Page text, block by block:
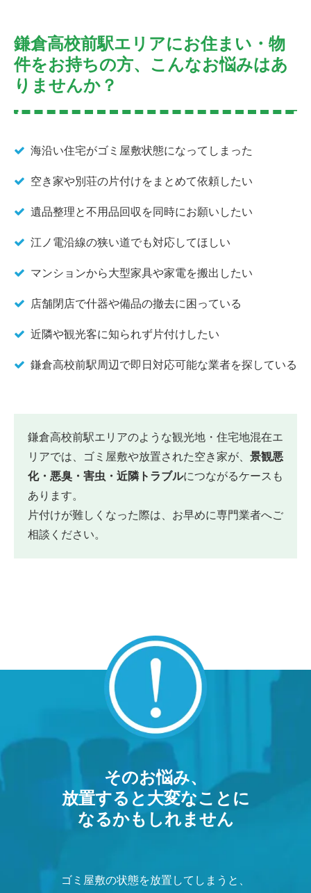
鎌倉高校前駅エリアにお住まい・物
件をお持ちの方、こんなお悩みはあ
りませんか？
海沿い住宅がゴミ屋敷状態になってしまった
空き家や別荘の片付けをまとめて依頼したい
遺品整理と不用品回収を同時にお願いしたい
江ノ電沿線の狭い道でも対応してほしい
マンションから大型家具や家電を搬出したい
店舗閉店で什器や備品の撤去に困っている
近隣や観光客に知られず片付けしたい
鎌倉高校前駅周辺で即日対応可能な業者を探している
鎌倉高校前駅エリアのような観光地・住宅地混在エ
リアでは、ゴミ屋敷や放置された空き家が、 景観悪
化・悪臭・害虫・近隣トラブルにつながるケースも
あります。
片付けが難しくなった際は、お早めに専門業者へご
相談ください。
そのお悩み、
放置すると大変なことに
なるかもしれません
ゴミ屋敷の状態を放置してしまうと、